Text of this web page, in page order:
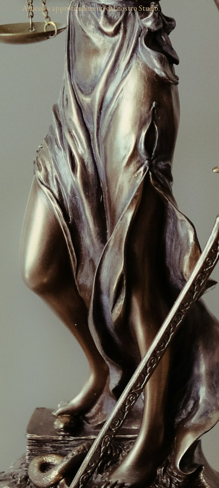
Articoli e approfondimenti dal nostro Studio.